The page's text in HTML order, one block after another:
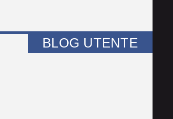
BLOG UTENTE